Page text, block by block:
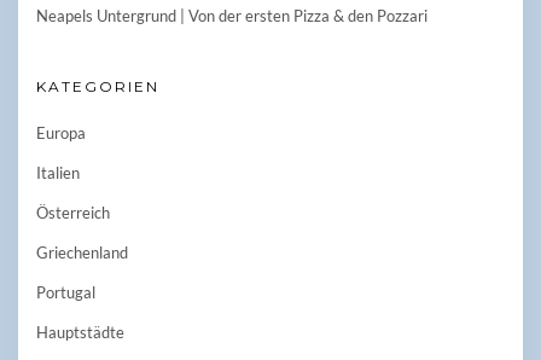
Neapels Untergrund | Von der ersten Pizza & den Pozzari
KATEGORIEN
Europa
Italien
Österreich
Griechenland
Portugal
Hauptstädte